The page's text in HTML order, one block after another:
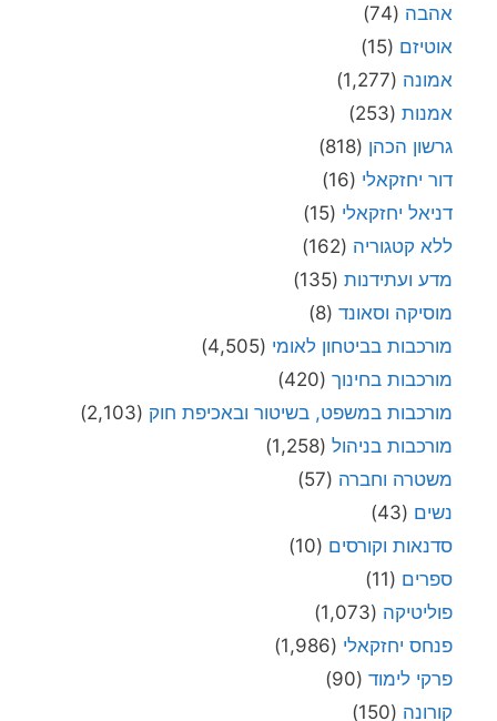
אהבה (74)
אוטיזם (15)
אמונה (1,277)
אמנות (253)
גרשון הכהן (818)
דור יחזקאלי (16)
דניאל יחזקאלי (15)
ללא קטגוריה (162)
מדע ועתידנות (135)
מוסיקה וסאונד (8)
מורכבות בביטחון לאומי (4,505)
מורכבות בחינוך (420)
מורכבות במשפט, בשיטור ובאכיפת חוק (2,103)
מורכבות בניהול (1,258)
משטרה וחברה (57)
נשים (43)
סדנאות וקורסים (10)
ספרים (11)
פוליטיקה (1,073)
פנחס יחזקאלי (1,986)
פרקי לימוד (90)
קורונה (150)